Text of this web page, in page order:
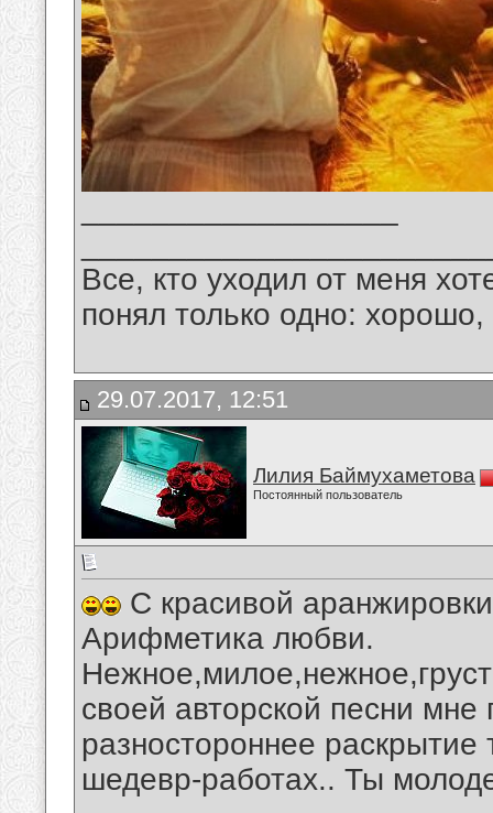
Все, кто уходил от меня
понял только одно:
29.07.2017, 12:51
Лилия Баймухаметова
Постоянный пользователь
С красивой
Арифметика любви.
своей авторской песни
разностороннее
шедевр-работах.. Ты